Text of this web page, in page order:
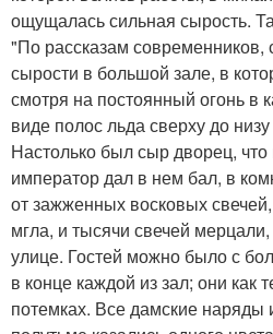
ощущалась сильная сырость.
"По рассказам
сырости в большой зале, в
смотря на постоянный огонь в
виде полос льда сверху до
Настолько был сыр дворец, что
император дал в нем бал, в
от зажженных восковых
мгла, и тысячи свечей
улице. Гостей можно было с
в конце каждой из зал; они как
потемках. Все дамские наряды